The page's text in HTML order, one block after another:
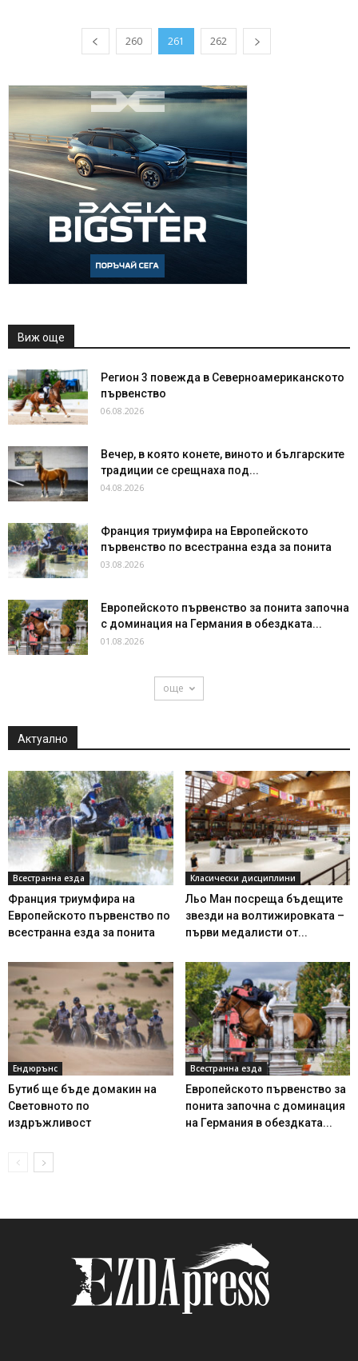
260 261 262
Виж още
Регион 3 повежда в Северноамериканското
първенство
06.08.2026
Вечер, в която конете, виното и българските
традиции се срещнаха под...
04.08.2026
Франция триумфира на Европейското
първенство по всестранна езда за понита
03.08.2026
Европейското първенство за понита започна
с доминация на Германия в обездката...
01.08.2026
още
Актуално
Всестранна езда
Франция триумфира на
Европейското първенство по
всестранна езда за понита
Класически дисциплини
Льо Ман посреща бъдещите
звезди на волтижировката –
първи медалисти от...
Ендюрънс
Бутиб ще бъде домакин на
Световното по
издръжливост
Всестранна езда
Европейското първенство за
понита започна с доминация
на Германия в обездката...